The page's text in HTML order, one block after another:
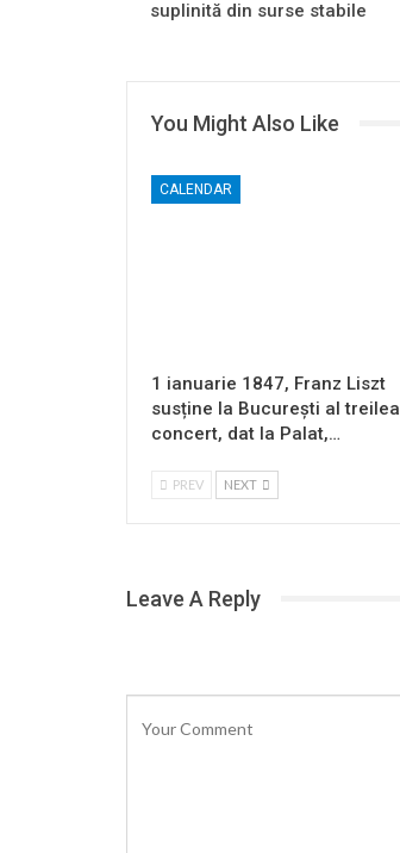
suplinită din surse stabile
You Might Also Like
CALENDAR
1 ianuarie 1847, Franz Liszt
susține la București al treilea
concert, dat la Palat,…
PREV NEXT
Leave A Reply